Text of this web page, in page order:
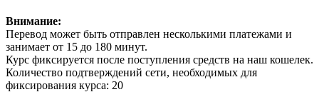
Внимание:
Перевод может быть отправлен несколькими платежами и
занимает от 15 до 180 минут.
Курс фиксируется после поступления средств на наш кошелек.
Количество подтверждений сети, необходимых для
фиксирования курса: 20